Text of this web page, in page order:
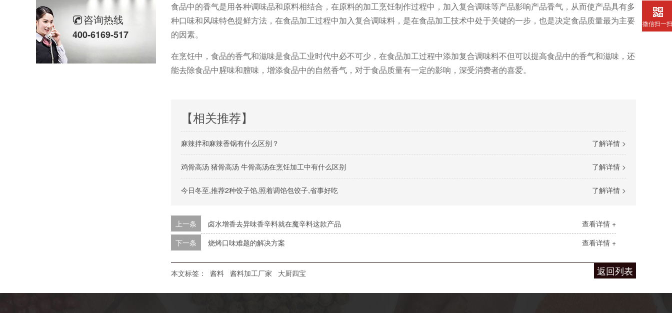
食品中的香气是用各种调味品和原料相结合，在原料的加工烹饪制作过程中，加入复合调味等产品影响产品香气，从而使产品具有多
种口味和风味特色提鲜方法，在食品加工过程中加入复合调味料，是在食品加工技术中处于关键的一步，也是决定食品质量最为主要
的因素。
在烹饪中，食品的香气和滋味是食品工业时代中必不可少，在食品加工过程中添加复合调味料不但可以提高食品中的香气和滋味，还
能去除食品中腥味和膻味，增添食品中的自然香气，对于食品质量有一定的影响，深受消费者的喜爱。
【相关推荐】
了解详情 >
麻辣拌和麻辣香锅有什么区别？
了解详情 >
鸡骨高汤 猪骨高汤 牛骨高汤在烹饪加工中有什么区别
了解详情 >
今日冬至,推荐2种饺子馅,照着调馅包饺子,省事好吃
查看详情 +
上一条
卤水增香去异味香辛料就在魔辛料这款产品
查看详情 +
下一条 烧烤口味难题的解决方案
返回列表
本文标签： 酱料 酱料加工厂家 大厨四宝
咨询热线
400-6169-517
微信扫一扫